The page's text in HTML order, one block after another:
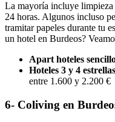
La mayoría incluye
24 horas. Algunos incluso
tramitar papeles durante tu
un hotel en Burdeos?
Apart hoteles
Hoteles 3 y 4
entre 1.600 y 2.200 €
6- Coliving en